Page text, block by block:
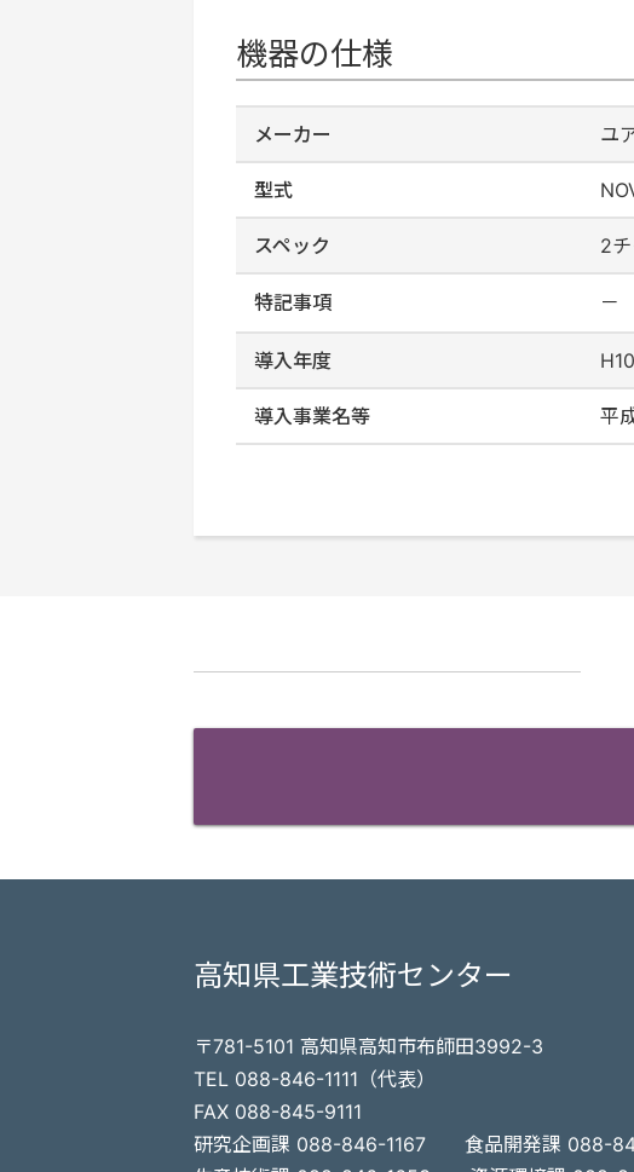
機器の仕様
メーカー ユ
型式
スペック 2
特記事項 －
導入年度 H10
導入事業名等 平
高知県工業技術センター
〒781-5101 高知県高知市布師田3992-3
TEL 088-846-1111（代表）
FAX 088-845-9111
研究企画課 088-846-1167
食品開発課 088-